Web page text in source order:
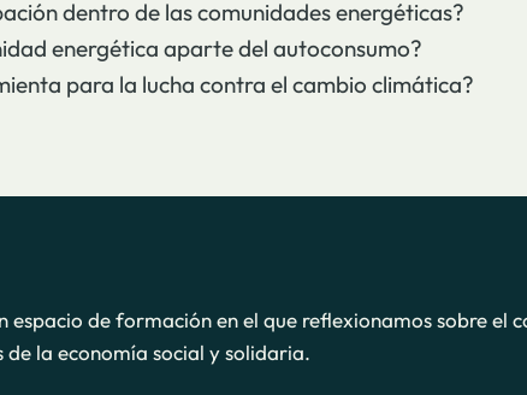
dentro de las comunidades energéticas?
energética aparte del autoconsumo?
para la lucha contra el cambio climática?
espacio de formación en el que reflexionamos sobre el
de la economía social y solidaria.